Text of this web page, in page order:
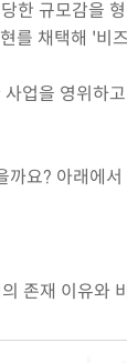
한 규모감을
현를 채택해
사업을 영
요? 아래에
존재 이유와